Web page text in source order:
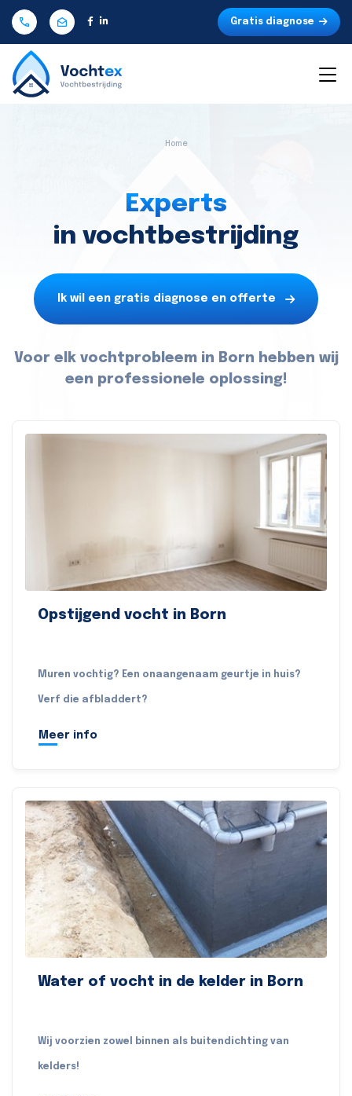
Gratis diagnose
Home
Experts
in vochtbestrijding
Ik wil een gratis diagnose en offerte
Voor elk vochtprobleem in Born hebben wij
een professionele oplossing!
Opstijgend vocht in Born
Muren vochtig? Een onaangenaam geurtje in huis?
Verf die afbladdert?
Meer info
Water of vocht in de kelder in Born
Wij voorzien zowel binnen als buitendichting van
kelders!